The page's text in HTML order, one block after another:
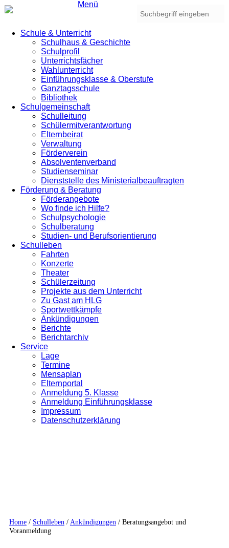
Menü
Schule & Unterricht
Schulhaus & Geschichte
Schulprofil
Unterrichtsfächer
Wahlunterricht
Einführungsklasse & Oberstufe
Ganztagsschule
Bibliothek
Schulgemeinschaft
Schulleitung
Schülermitverantwortung
Elternbeirat
Verwaltung
Förderverein
Absolventenverband
Studienseminar
Dienststelle des Ministerialbeauftragten
Förderung & Beratung
Förderangebote
Wo finde ich Hilfe?
Schulpsychologie
Schulberatung
Studien- und Berufsorientierung
Schulleben
Fahrten
Konzerte
Theater
Schülerzeitung
Projekte aus dem Unterricht
Zu Gast am HLG
Sportwettkämpfe
Ankündigungen
Berichte
Berichtarchiv
Service
Lage
Termine
Mensaplan
Elternportal
Anmeldung 5. Klasse
Anmeldung Einführungsklasse
Impressum
Datenschutzerklärung
Home/ Schulleben / Ankündigungen / Beratungsangebot und
Voranmeldung